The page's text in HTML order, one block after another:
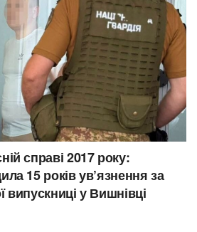
справі 2017 року:
15 років ув’язнення за
випускниці у Вишнівці